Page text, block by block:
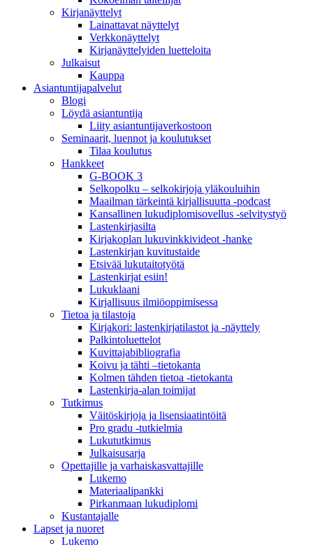
Kirjanäyttelyt
Lainattavat näyttelyt
Verkkonäyttelyt
Kirjanäyttelyiden luetteloita
Julkaisut
Kauppa
Asiantuntija­palvelut
Blogi
Löydä asiantuntija
Liity asiantuntijaverkostoon
Seminaarit, luennot ja koulutukset
Tilaa koulutus
Hankkeet
G-BOOK 3
Selkopolku – selkokirjoja yläkouluihin
Maailman tärkeintä kirjallisuutta -podcast
Kansallinen lukudiplomisovellus -selvitystyö
Lastenkirjasilta
Kirjakoplan lukuvinkkivideot -hanke
Lastenkirjan kuvitustaide
Etsivää lukutaitotyötä
Lastenkirjat esiin!
Lukuklaani
Kirjallisuus ilmiöoppimisessa
Tietoa ja tilastoja
Kirjakori: lastenkirjatilastot ja -näyttely
Palkintoluettelot
Kuvittaja­bibliografia
Koivu ja tähti –tietokanta
Kolmen tähden tietoa -tietokanta
Lastenkirja-alan toimijat
Tutkimus
Väitöskirjoja ja lisensiaatintöitä
Pro gradu -tutkielmia
Lukututkimus
Julkaisusarja
Opettajille ja varhaiskasvattajille
Lukemo
Materiaalipankki
Pirkanmaan lukudiplomi
Kustantajalle
Lapset ja nuoret
Lukemo